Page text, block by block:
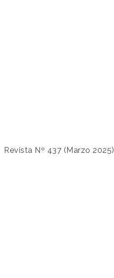
Revista Nº 437 (Marzo 2025)